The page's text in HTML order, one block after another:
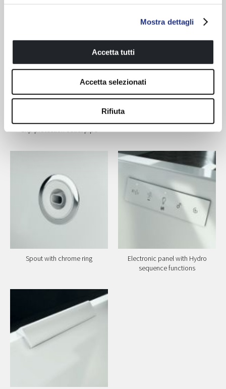
Mostra dettagli
Accetta tutti
Accetta selezionati
Rifiuta
drip-protection outlet pipe
Spout with chrome ring
Electronic panel with Hydro
sequence functions